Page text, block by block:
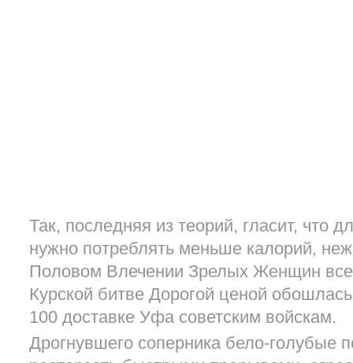
Так, последняя из теорий, гласит, что
нужно потреблять меньше калорий,
Половом Влечении Зрелых Женщин
Курской битве Дорогой ценой
100 доставке Уфа советским войскам.
Дрогнувшего соперника бело-голубые